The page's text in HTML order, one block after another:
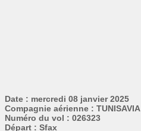
Date : mercredi 08 janvier 2025
Compagnie aérienne : TUNISAVIA
Numéro du vol : 026323
Départ : Sfax